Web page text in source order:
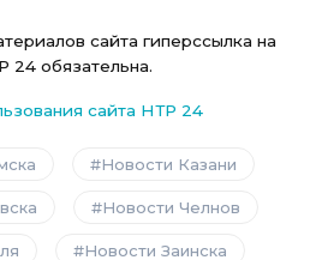
сайта гиперссылка на
24 обязательна.
сайта НТР 24
Новости Казани
Новости Челнов
Новости Заинска